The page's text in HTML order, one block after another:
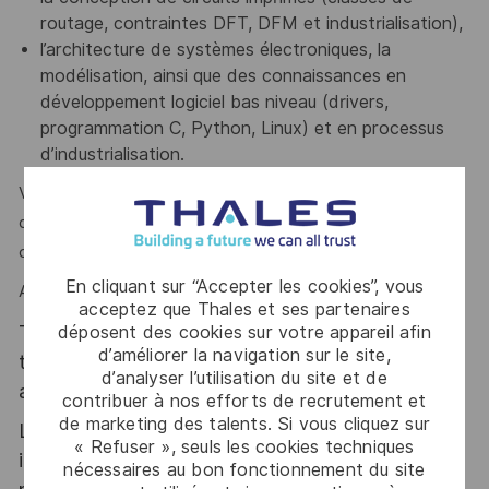
En cliquant sur “Accepter les cookies”, vous
acceptez que Thales et ses partenaires
déposent des cookies sur votre appareil afin
d’améliorer la navigation sur le site,
d’analyser l’utilisation du site et de
contribuer à nos efforts de recrutement et
de marketing des talents. Si vous cliquez sur
« Refuser », seuls les cookies techniques
nécessaires au bon fonctionnement du site
routage, contraintes DFT, DFM et industrialisation),
l’architecture de systèmes électroniques, la
modélisation, ainsi que des connaissances en
développement logiciel bas niveau (drivers,
programmation C, Python, Linux) et en processus
d’industrialisation.
Votre capacité d’analyse et de synthèse, votre esprit
d’initiative, votre aisance relationnelle et votre sens de la
communication sont des atouts que l’on vous reconnaît ?
Alors ce poste est fait pour vous !
Thales, entreprise Handi-Engagée, reconnait
tous les talents. La diversité est notre meilleur
atout. Postulez et rejoignez nous !
Le poste pouvant nécessiter d'accéder à des
informations relevant du secret de la défense